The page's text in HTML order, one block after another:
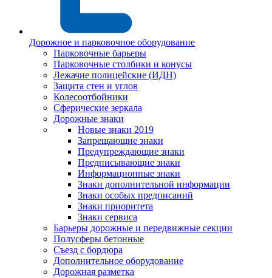
Дорожное и парковочное оборудование
Парковочные барьеры
Парковочные столбики и конусы
Лежачие полицейские (ИДН)
Защита стен и углов
Колесоотбойники
Сферические зеркала
Дорожные знаки
Новые знаки 2019
Запрещающие знаки
Предупреждающие знаки
Предписывающие знаки
Информационные знаки
Знаки дополнительной информации
Знаки особых предписаний
Знаки приоритета
Знаки сервиса
Барьеры дорожные и передвижные секции
Полусферы бетонные
Съезд с бордюра
Дополнительное оборудование
Дорожная разметка